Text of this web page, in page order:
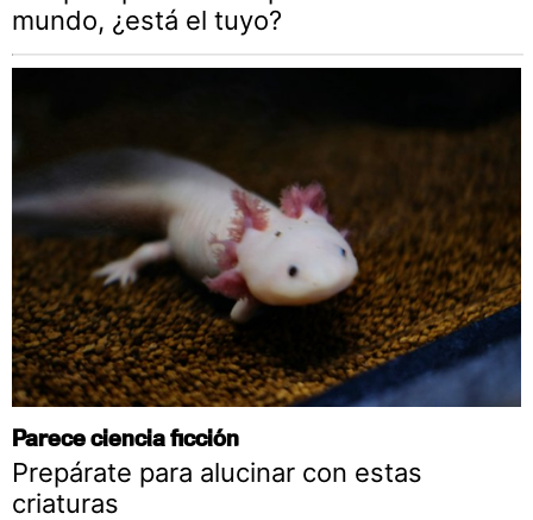
mundo, ¿está el tuyo?
Parece ciencia ficción
Prepárate para alucinar con estas
criaturas